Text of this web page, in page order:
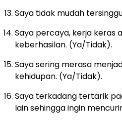
Saya tidak mudah
Saya percaya, kerja keras
keberhasilan. (Ya/Tidak).
Saya sering merasa
kehidupan. (Ya/Tidak).
Saya terkadang tertarik
lain sehingga ingin